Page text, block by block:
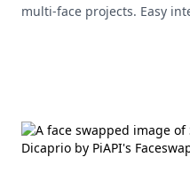
multi-face projects. Easy